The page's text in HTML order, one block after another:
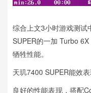
综合上文3小时游戏测试
SUPER的一加 Turbo
牺牲性能。
天玑7400 SUPER能效
良好的性能表现，搭配